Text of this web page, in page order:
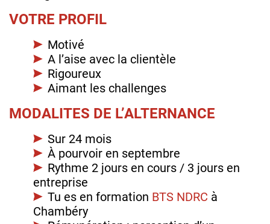
VOTRE PROFIL
Motivé
A l’aise avec la clientèle
Rigoureux
Aimant les challenges
MODALITES DE L’ALTERNANCE
Sur 24 mois
À pourvoir en septembre
Rythme 2 jours en cours / 3 jours en
entreprise
Tu es en formation BTS NDRC à
Chambéry